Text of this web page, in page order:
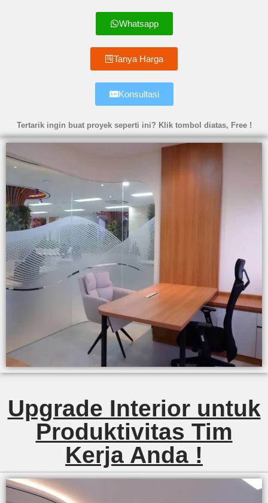
Whatsapp
Tanya Harga
Konsultasi
Tertarik ingin buat proyek seperti ini? Klik tombol diatas, Free !
Upgrade Interior untuk
Produktivitas Tim
Kerja Anda !